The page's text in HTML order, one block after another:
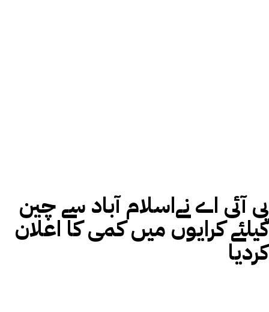
پی آئی اے نےاسلام آباد سے چین
کیلئے کرایوں میں کمی کا اعلان
کردیا